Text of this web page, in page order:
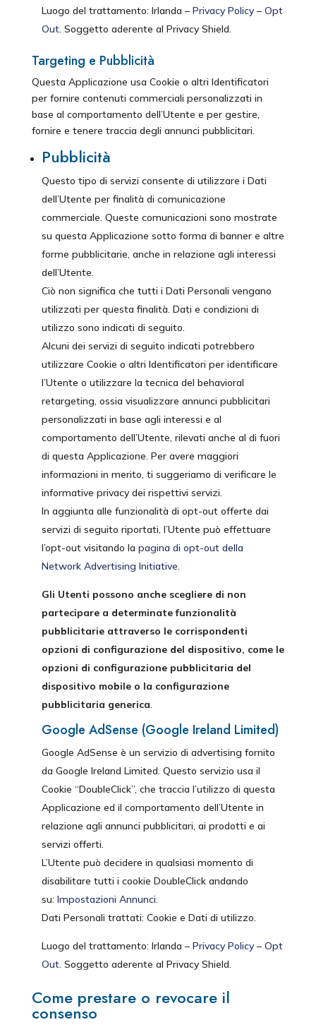
Luogo del trattamento: Irlanda – Privacy Policy– Opt
Out. Soggetto aderente al Privacy Shield.
Targeting e Pubblicità
Questa Applicazione usa Cookie o altri Identificatori
per fornire contenuti commerciali personalizzati in
base al comportamento dell’Utente e per gestire,
fornire e tenere traccia degli annunci pubblicitari.
Pubblicità
Questo tipo di servizi consente di utilizzare i Dati
dell’Utente per finalità di comunicazione
commerciale. Queste comunicazioni sono mostrate
su questa Applicazione sotto forma di banner e altre
forme pubblicitarie, anche in relazione agli interessi
dell’Utente.
Ciò non significa che tutti i Dati Personali vengano
utilizzati per questa finalità. Dati e condizioni di
utilizzo sono indicati di seguito.
Alcuni dei servizi di seguito indicati potrebbero
utilizzare Cookie o altri Identificatori per identificare
l’Utente o utilizzare la tecnica del behavioral
retargeting, ossia visualizzare annunci pubblicitari
personalizzati in base agli interessi e al
comportamento dell’Utente, rilevati anche al di fuori
di questa Applicazione. Per avere maggiori
informazioni in merito, ti suggeriamo di verificare le
informative privacy dei rispettivi servizi.
In aggiunta alle funzionalità di opt-out offerte dai
servizi di seguito riportati, l’Utente può effettuare
l’opt-out visitando la pagina di opt-out della
Network Advertising Initiative.
Gli Utenti possono anche scegliere di non
partecipare a determinate funzionalità
pubblicitarie attraverso le corrispondenti
opzioni di configurazione del dispositivo, come le
opzioni di configurazione pubblicitaria del
dispositivo mobile o la configurazione
pubblicitaria generica.
Google AdSense (Google Ireland Limited)
Google AdSense è un servizio di advertising fornito
da Google Ireland Limited. Questo servizio usa il
Cookie “DoubleClick”, che traccia l’utilizzo di questa
Applicazione ed il comportamento dell’Utente in
relazione agli annunci pubblicitari, ai prodotti e ai
servizi offerti.
L’Utente può decidere in qualsiasi momento di
disabilitare tutti i cookie DoubleClick andando
su: Impostazioni Annunci.
Dati Personali trattati: Cookie e Dati di utilizzo.
Luogo del trattamento: Irlanda – Privacy Policy– Opt
Out. Soggetto aderente al Privacy Shield.
Come prestare o revocare il
consenso